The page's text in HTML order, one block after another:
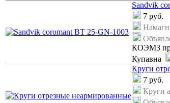
Sandvik
7 руб.
КОЭМЗ
Купавна
Круги
7 руб.
Круги